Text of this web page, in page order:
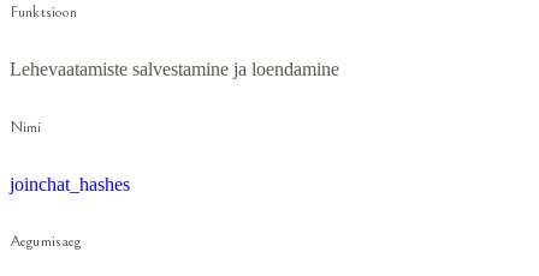
Funktsioon
Lehevaatamiste salvestamine ja loendamine
Nimi
joinchat_hashes
Aegumisaeg